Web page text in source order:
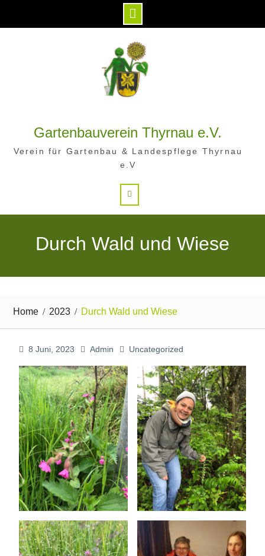
Gartenbauverein Thyrnau e.V.
Verein für Gartenbau & Landespflege Thyrnau
e.V
Search
Durch Wald und Wiese
Home 2023 Durch Wald und Wiese
8 Juni, 2023 Admin Uncategorized